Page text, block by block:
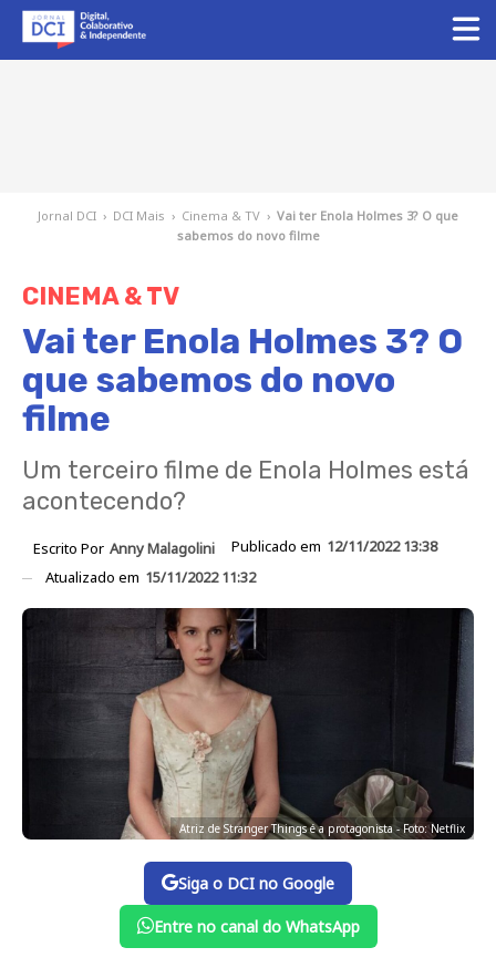
Jornal DCI › DCI Mais › Cinema & TV › Vai ter Enola Holmes 3? O que
sabemos do novo filme
CINEMA & TV
Vai ter Enola Holmes 3? O
que sabemos do novo
filme
Um terceiro filme de Enola Holmes está
acontecendo?
Escrito Por Anny Malagolini Publicado em 12/11/2022 13:38
Atualizado em 15/11/2022 11:32
Atriz de Stranger Things é a protagonista - Foto: Netflix
Siga o DCI no Google
Entre no canal do WhatsApp